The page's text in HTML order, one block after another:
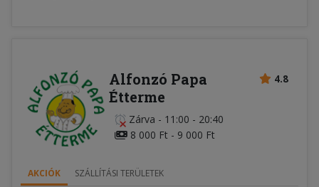
4.8
Alfonzó Papa
Étterme
Zárva - 11:00 - 20:40
8 000 Ft - 9 000 Ft
AKCIÓK SZÁLLÍTÁSI TERÜLETEK